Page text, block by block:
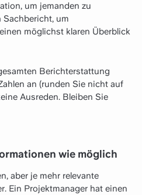
um jemanden zu
Sachbericht, um
möglichst klaren Überblick
Berichterstattung
an (runden Sie nicht auf
Ausreden. Bleiben Sie
wie möglich
aber je mehr relevante
Ein Projektmanager hat einen